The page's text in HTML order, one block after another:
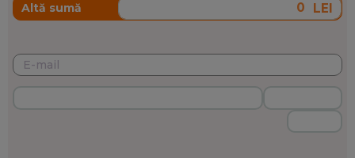
Altă sumă LEI